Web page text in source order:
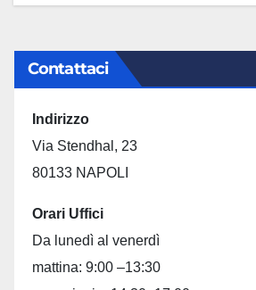
Contattaci
Indirizzo
Via Stendhal, 23
80133 NAPOLI
Orari Uffici
Da lunedì al venerdì
mattina: 9:00 –13:30